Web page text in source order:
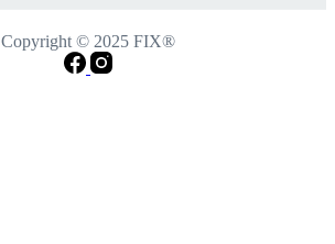
Copyright © 2025 FIX®